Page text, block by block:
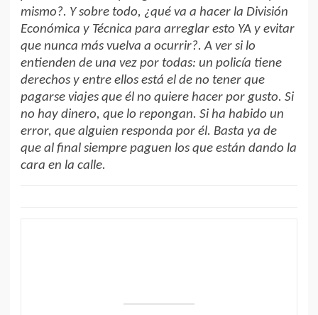
mismo?. Y sobre todo, ¿qué va a hacer la División
Económica y Técnica para arreglar esto YA y evitar
que nunca más vuelva a ocurrir?. A ver si lo
entienden de una vez por todas: un policía tiene
derechos y entre ellos está el de no tener que
pagarse viajes que él no quiere hacer por gusto. Si
no hay dinero, que lo repongan. Si ha habido un
error, que alguien responda por él. Basta ya de
que al final siempre paguen los que están dando la
cara en la calle.